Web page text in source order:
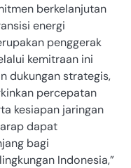
berkelanjutan
energi
penggerak
kemitraan ini
dukungan strategis,
percepatan
kesiapan jaringan
dapat
bagi
Indonesia,”